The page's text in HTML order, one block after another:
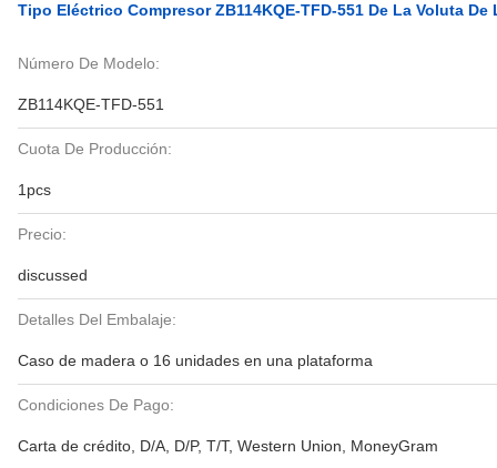
Tipo Eléctrico Compresor ZB114KQE-TFD-551 De La Voluta
Número De Modelo:
ZB114KQE-TFD-551
Cuota De Producción:
1pcs
Precio:
discussed
Detalles Del Embalaje:
Caso de madera o 16 unidades en una plataforma
Condiciones De Pago:
Carta de crédito, D/A, D/P, T/T, Western Union, MoneyGram